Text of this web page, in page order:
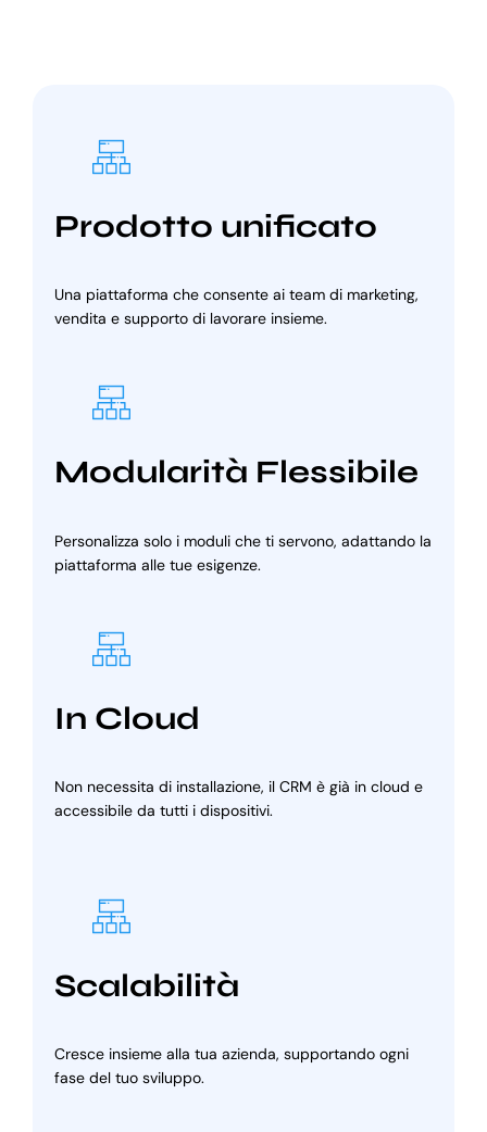
Prodotto unificato
Una piattaforma che consente ai team di marketing,
vendita e supporto di lavorare insieme.
Modularità Flessibile
Personalizza solo i moduli che ti servono, adattando la
piattaforma alle tue esigenze.
In Cloud
Non necessita di installazione, il CRM è già in cloud e
accessibile da tutti i dispositivi.
Scalabilità
Cresce insieme alla tua azienda, supportando ogni
fase del tuo sviluppo.